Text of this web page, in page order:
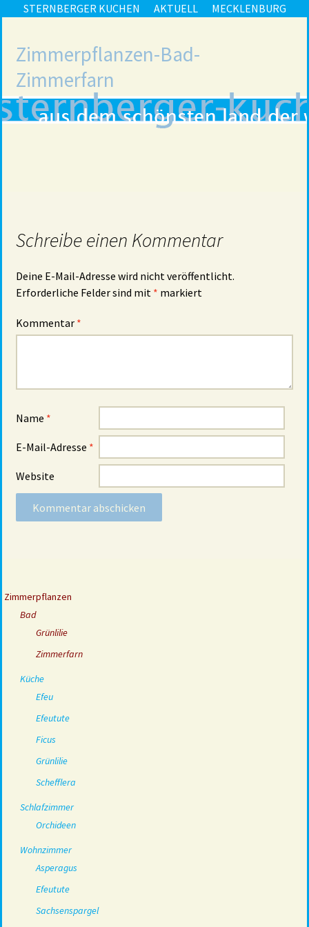
STERNBERGER KUCHEN AKTUELL MECKLENBURG
Zimmerpflanzen-Bad-
Zimmerfarn
Schreibe einen Kommentar
Deine E-Mail-Adresse wird nicht veröffentlicht.
Erforderliche Felder sind mit * markiert
Kommentar *
Name *
E-Mail-Adresse *
Website
Zimmerpflanzen
Bad
Grünlilie
Zimmerfarn
Küche
Efeu
Efeutute
Ficus
Grünlilie
Schefflera
Schlafzimmer
Orchideen
Wohnzimmer
Asperagus
Efeutute
Sachsenspargel